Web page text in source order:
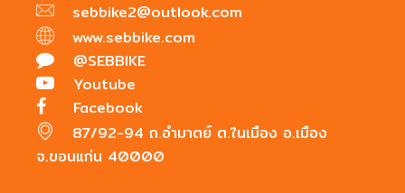
sebbike2@outlook.com
www.sebbike.com
@SEBBIKE
Youtube
Facebook
87/92-94 ถ.อำมาตย์ ต.ในเมือง อ.เมือง
จ.ขอนแก่น 40000